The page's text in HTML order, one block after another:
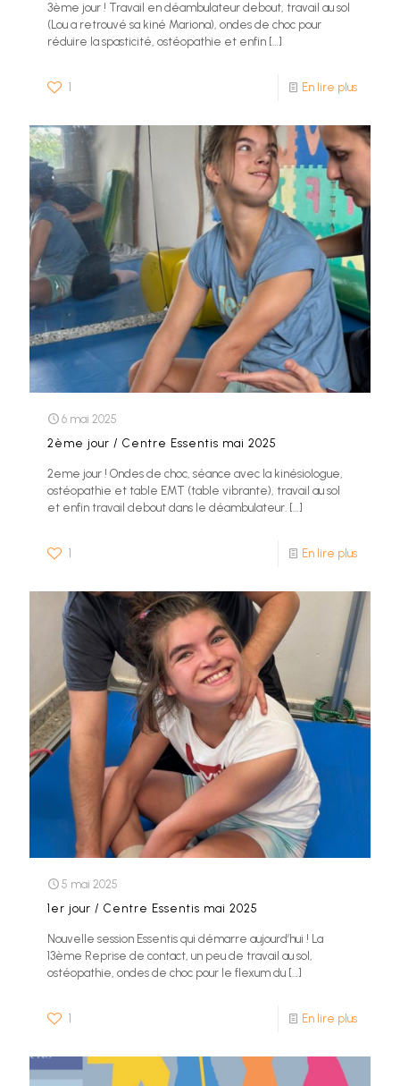
3ème jour ! Travail en déambulateur debout, travail au sol
(Lou a retrouvé sa kiné Mariona), ondes de choc pour
réduire la spasticité, ostéopathie et enfin […]
1 En lire plus
6 mai 2025
2ème jour / Centre Essentis mai 2025
2eme jour ! Ondes de choc, séance avec la kinésiologue,
ostéopathie et table EMT (table vibrante), travail au sol
et enfin travail debout dans le déambulateur. […]
1 En lire plus
5 mai 2025
1er jour / Centre Essentis mai 2025
Nouvelle session Essentis qui démarre aujourd’hui ! La
13ème Reprise de contact, un peu de travail au sol,
ostéopathie, ondes de choc pour le flexum du […]
1 En lire plus